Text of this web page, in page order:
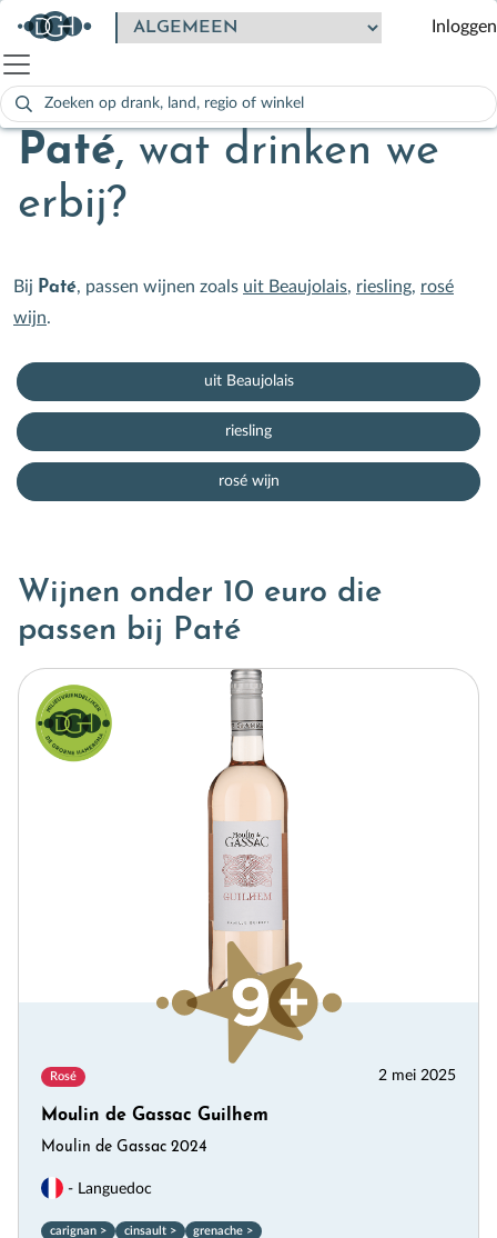
Zoeken
naar:
Als de resultaten voor automatisch aanvullen beschikbaar zijn,
Inloggen
Paté, wat drinken we
erbij?
Bij Paté, passen wijnen zoals uit Beaujolais, riesling, rosé
wijn.
uit Beaujolais
riesling
rosé wijn
Wijnen onder 10 euro die
passen bij Paté
Rosé 2 mei 2025
Moulin de Gassac Guilhem
Moulin de Gassac 2024
- Languedoc
carignan > cinsault > grenache >